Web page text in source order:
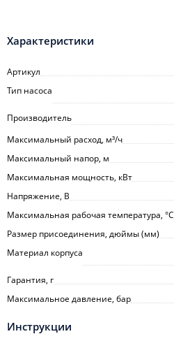
Характеристики
Артикул
Тип насоса
Производитель
Максимальный расход, м³/ч
Максимальный напор, м
Максимальная мощность, кВт
Напряжение, В
Максимальная рабочая температура, °С
Размер присоединения, дюймы (мм)
Материал корпуса
Гарантия, г
Максимальное давление, бар
Инструкции